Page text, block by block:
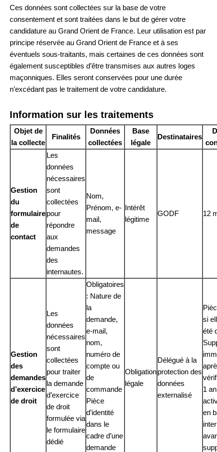
Ces données sont collectées sur la base de votre
consentement et sont traitées dans le but de gérer votre
candidature au Grand Orient de France. Leur utilisation est par
principe réservée au Grand Orient de France et à ses
éventuels sous-traitants, mais certaines de ces données sont
également susceptibles d’être transmises aux autres loges
maçonniques. Elles seront conservées pour une durée
n’excédant pas le traitement de votre candidature.
Information sur les traitements
Objet de
la collecte
Finalités
Données
collectées
Base
légale
Destinataires
Gestion
du
formulaire
de
contact
Les
données
nécessaires
sont
collectées
pour
répondre
aux
demandes
des
internautes.
Nom,
Prénom, e-
mail,
message
Intérêt
légitime
GODF 12
Gestion
des
demandes
d’exercice
de droit
Les
données
nécessaires
sont
collectées
pour traiter
la demande
d’exercice
de droit
formulée via
le formulaire
dédié
Obligatoires
: Nature de
la
demande,
e-mail,
nom,
numéro de
compte ou
de
commande
Pièce
d’identité
dans le
cadre d’une
demande
Obligation
légale
Délégué à la
protection des
données
externalisé
si
été
1
en